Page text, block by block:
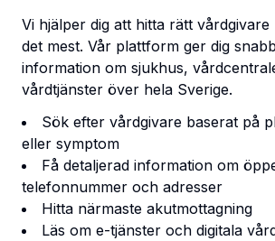
Vi hjälper dig att hitta rätt
det mest. Vår plattform ger dig
information om sjukhus,
vårdtjänster över hela Sverige.
Sök efter vårdgivare baserat på
eller symptom
Få detaljerad information om
telefonnummer och adresser
Hitta närmaste akutmottagning
Läs om e-tjänster och digitala